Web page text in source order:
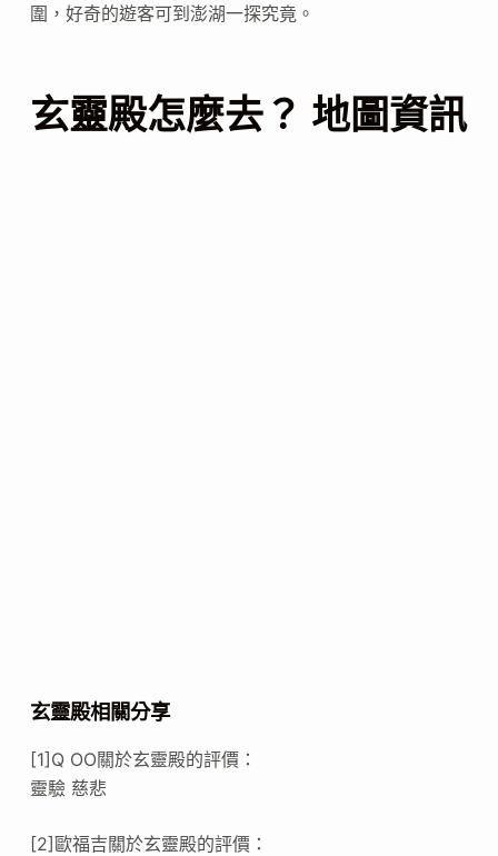
圍，好奇的遊客可到澎湖一探究竟。
玄靈殿怎麼去？ 地圖資訊
玄靈殿相關分享
[1]Q OO關於玄靈殿的評價：
靈驗 慈悲
[2]歐福吉關於玄靈殿的評價：